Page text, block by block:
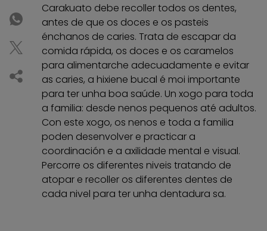
Carakuato debe recoller todos os dentes,
antes de que os doces e os pasteis
énchanos de caries. Trata de escapar da
comida rápida, os doces e os caramelos
para alimentarche adecuadamente e evitar
as caries, a hixiene bucal é moi importante
para ter unha boa saúde. Un xogo para toda
a familia: desde nenos pequenos até adultos.
Con este xogo, os nenos e toda a familia
poden desenvolver e practicar a
coordinación e a axilidade mental e visual.
Percorre os diferentes niveis tratando de
atopar e recoller os diferentes dentes de
cada nivel para ter unha dentadura sa.